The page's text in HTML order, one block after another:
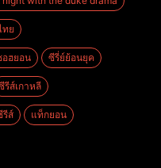
ทย
อฮยอน ซีรี่ย์ย้อนยุค
รีส์เกาหลี
รีส์ แท็กยอน